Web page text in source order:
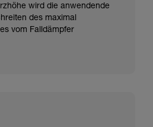
wird die anwendende
des maximal
vom Falldämpfer